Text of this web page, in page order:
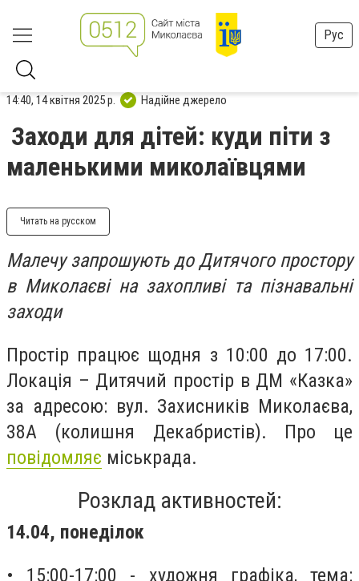
Рус
14:40, 14 квітня 2025 р. Надійне джерело
Заходи для дітей: куди піти з
маленькими миколаївцями
Читать на русском
Малечу запрошують до Дитячого простору
в Миколаєві на захопливі та пізнавальні
заходи
Простір працює щодня з 10:00 до 17:00.
Локація – Дитячий простір в ДМ «Казка»
за адресою: вул. Захисників Миколаєва,
38А (колишня Декабристів). Про це
повідомляє міськрада.
Розклад активностей:
14.04, понеділок
• 15:00-17:00 - художня графіка, тема: